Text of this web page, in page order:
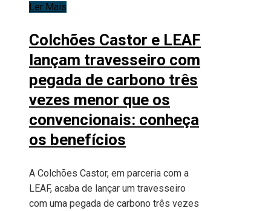
Ler Mais
Colchões Castor e LEAF
lançam travesseiro com
pegada de carbono três
vezes menor que os
convencionais: conheça
os benefícios
A Colchões Castor, em parceria com a
LEAF, acaba de lançar um travesseiro
com uma pegada de carbono três vezes